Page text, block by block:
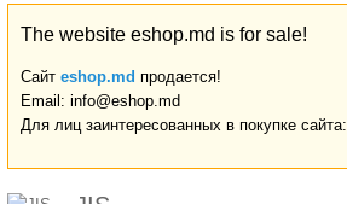
The website eshop.md is for sale!
Сайт eshop.md продается!
Email: info@eshop.md
Для лиц заинтересованных в покупке сайта: